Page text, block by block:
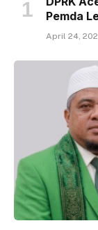
Pemda
April 24,